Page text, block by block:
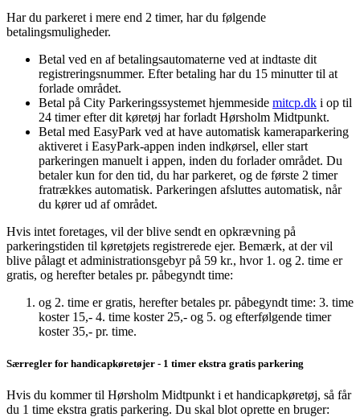
Har du parkeret i mere end 2 timer, har du følgende
betalingsmuligheder.
Betal ved en af betalingsautomaterne ved at indtaste dit
registreringsnummer. Efter betaling har du 15 minutter til at
forlade området.
Betal på City Parkeringssystemet hjemmeside mitcp.dk i op til
24 timer efter dit køretøj har forladt Hørsholm Midtpunkt.
Betal med EasyPark ved at have automatisk kameraparkering
aktiveret i EasyPark-appen inden indkørsel, eller start
parkeringen manuelt i appen, inden du forlader området. Du
betaler kun for den tid, du har parkeret, og de første 2 timer
fratrækkes automatisk. Parkeringen afsluttes automatisk, når
du kører ud af området.
Hvis intet foretages, vil der blive sendt en opkrævning på
parkeringstiden til køretøjets registrerede ejer. Bemærk, at der vil
blive pålagt et administrationsgebyr på 59 kr., hvor 1. og 2. time er
gratis, og herefter betales pr. påbegyndt time:
og 2. time er gratis, herefter betales pr. påbegyndt time: 3. time
koster 15,- 4. time koster 25,- og 5. og efterfølgende timer
koster 35,- pr. time.
Særregler for handicapkøretøjer - 1 timer ekstra gratis parkering
Hvis du kommer til Hørsholm Midtpunkt i et handicapkøretøj, så får
du 1 time ekstra gratis parkering. Du skal blot oprette en bruger: